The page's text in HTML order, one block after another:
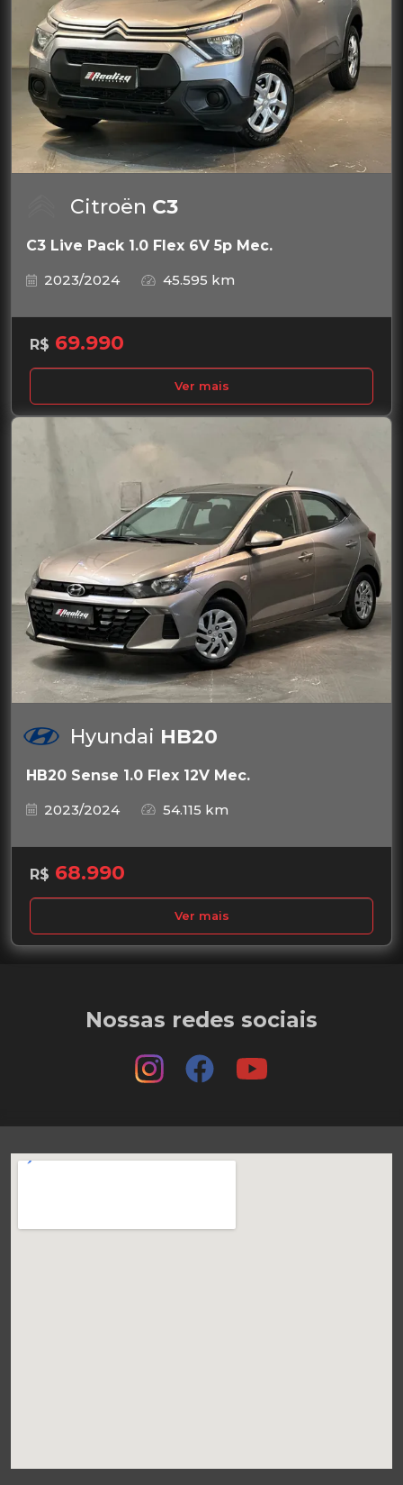
Citroën C3
C3 Live Pack 1.0 Flex 6V 5p Mec.
2023/2024
45.595 km
R$ 69.990
Ver mais
Hyundai HB20
HB20 Sense 1.0 Flex 12V Mec.
2023/2024
54.115 km
R$ 68.990
Ver mais
Nossas redes sociais